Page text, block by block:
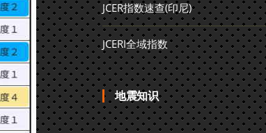
JCER指数速查(印尼)
JCERI全域指数
地震知识